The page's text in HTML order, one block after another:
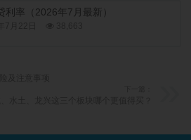
利率（2026年7月最新）